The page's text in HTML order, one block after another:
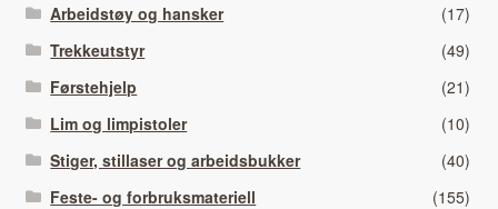
Arbeidstøy og hansker
(17)
Trekkeutstyr
(49)
Førstehjelp
(21)
Lim og limpistoler
(10)
Stiger, stillaser og arbeidsbukker
(40)
Feste- og forbruksmateriell
(155)